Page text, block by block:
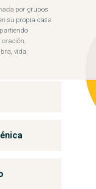
por grupos
su propia casa
oración,
vida.